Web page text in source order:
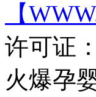
【
许可证
火爆孕